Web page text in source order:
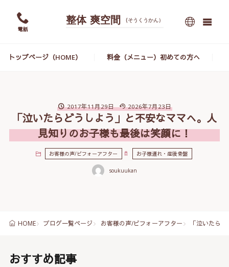
整体 爽空間 (そうくうかん）
電話
トップページ（HOME） 料金（メニュー）初めての方へ
2017年11月29日 2026年7月23日
「泣いたらどうしよう」と不安なママへ。人
見知りのお子様も最後は笑顔に！
お客様の声/ビフォーアフター お子様連れ・産後骨盤
soukuukan
HOME ブログ一覧ページ お客様の声/ビフォーアフター 「泣いたら
おすすめ記事